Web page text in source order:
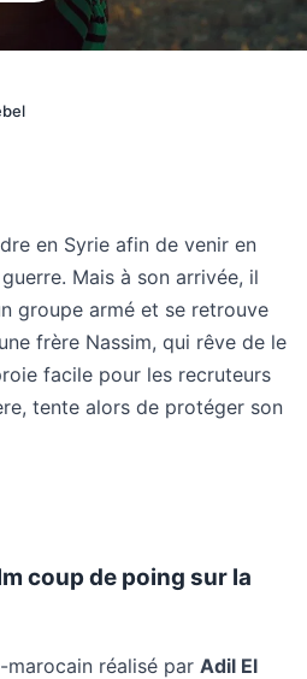
en Syrie afin de venir en
Mais à son arrivée, il
groupe armé et se retrouve
frère Nassim, qui rêve de le
facile pour les recruteurs
tente alors de protéger son
coup de poing sur la
réalisé par Adil El